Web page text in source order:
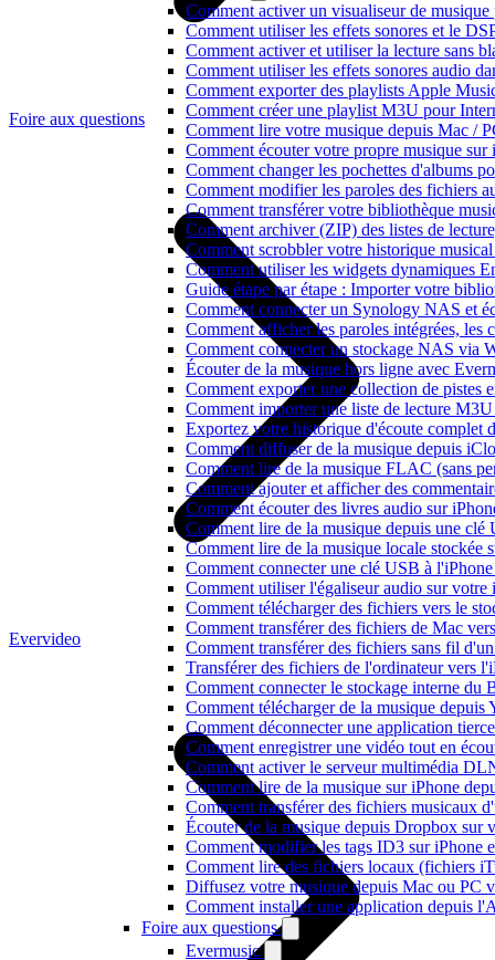
Comment activer un visualiseur de
Comment utiliser les effets sonores et le
Comment activer et utiliser la lecture sans
Comment utiliser les effets sonores audio
Comment exporter des playlists Apple
Comment créer une playlist M3U pour
Comment lire votre musique depuis Mac /
Comment écouter votre propre musique sur
Comment changer les pochettes d'albums
Comment modifier les paroles des fichiers
Comment transférer votre bibliothèque
Comment archiver (ZIP) des listes de
Comment scrobbler votre historique
Comment utiliser les widgets dynamiques
Guide étape par étape : Importer votre
Comment connecter un Synology NAS et
Comment afficher les paroles intégrées,
Comment connecter un stockage NAS via
Écouter de la musique hors ligne avec
Comment exporter une collection de
Comment importer une liste de lecture
Exportez votre historique d'écoute complet
Comment diffuser de la musique depuis
Comment lire de la musique FLAC (sans
Comment ajouter et afficher des
Comment écouter des livres audio sur
Comment lire de la musique depuis une
Comment lire de la musique locale stockée
Comment connecter une clé USB à
Comment utiliser l'égaliseur audio sur
Comment télécharger des fichiers vers le
Comment transférer des fichiers de Mac
Comment transférer des fichiers sans fil
Transférer des fichiers de l'ordinateur vers
Comment connecter le stockage interne
Comment télécharger de la musique
Comment déconnecter une application
Comment enregistrer une vidéo tout en
Comment activer le serveur multimédia
Comment lire de la musique sur iPhone
Comment transférer des fichiers musicaux
Écouter de la musique depuis Dropbox sur
Comment modifier les tags ID3 sur iPhone
Comment lire des fichiers locaux (fichiers
Diffusez votre musique depuis Mac ou PC
Comment installer une application depuis
Foire aux questions
Evermusic
Foire aux questions
Evervideo